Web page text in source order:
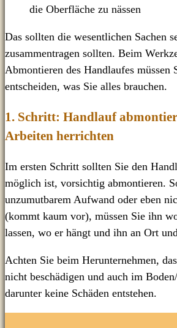
die Oberfläche zu nässen
Das sollten die wesentlichen Sachen
zusammentragen sollten. Beim
Abmontieren des Handlaufes
entscheiden, was Sie alles brauchen.
1. Schritt: Handlauf
Arbeiten herrichten
Im ersten Schritt sollten Sie den
möglich ist, vorsichtig abmontieren.
unzumutbarem Aufwand oder eben
(kommt kaum vor), müssen Sie ihn
lassen, wo er hängt und ihn an Ort
Achten Sie beim Herunternehmen,
nicht beschädigen und auch im
darunter keine Schäden entstehen.